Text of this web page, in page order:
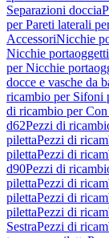
Separazioni doccia
per Pareti laterali
AccessoriNicchie
Nicchie
per Nicchie
docce e vasche da
ricambio per Sifoni
di ricambio per
d62Pezzi di
pilettaPezzi di
pilettaPezzi di
d90Pezzi di
pilettaPezzi di
pilettaPezzi di
pilettaPezzi di
SestraPezzi di